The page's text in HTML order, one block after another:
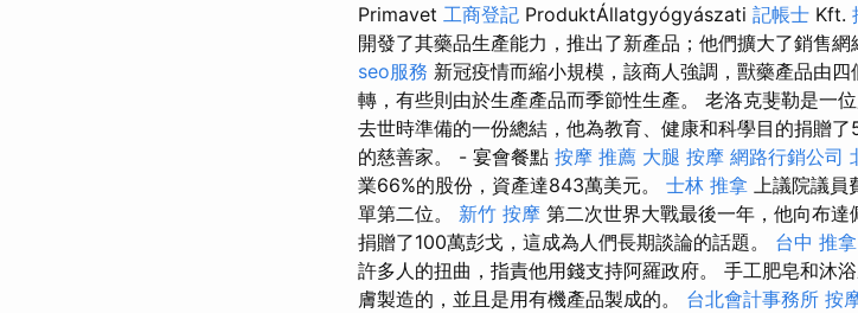
Primavet 工商登記 ProduktÁllatgyógyászati​​ 記帳士 Kft.
開發了其藥品生產能力，推出了新產品；他們擴大了銷售
seo服務 新冠疫情而縮小規模，該商人強調，獸藥產品由
轉，有些則由於生產產品而季節性生產。 老洛克斐勒是一
去世時準備的一份總結，他為教育、健康和科學目的捐贈
的慈善家。 - 宴會餐點 按摩 推薦 大腿 按摩 網路行銷公司
業66%的股份，資產達843萬美元。 士林 推拿 上議院議員
單第二位。 新竹 按摩 第二次世界大戰最後一年，他向布
捐贈了100萬彭戈，這成為人們長期談論的話題。 台中 推拿
許多人的扭曲，指責他用錢支持阿羅政府。 手工肥皂和沐
膚製造的，並且是用有機產品製成的。 台北會計事務所 按